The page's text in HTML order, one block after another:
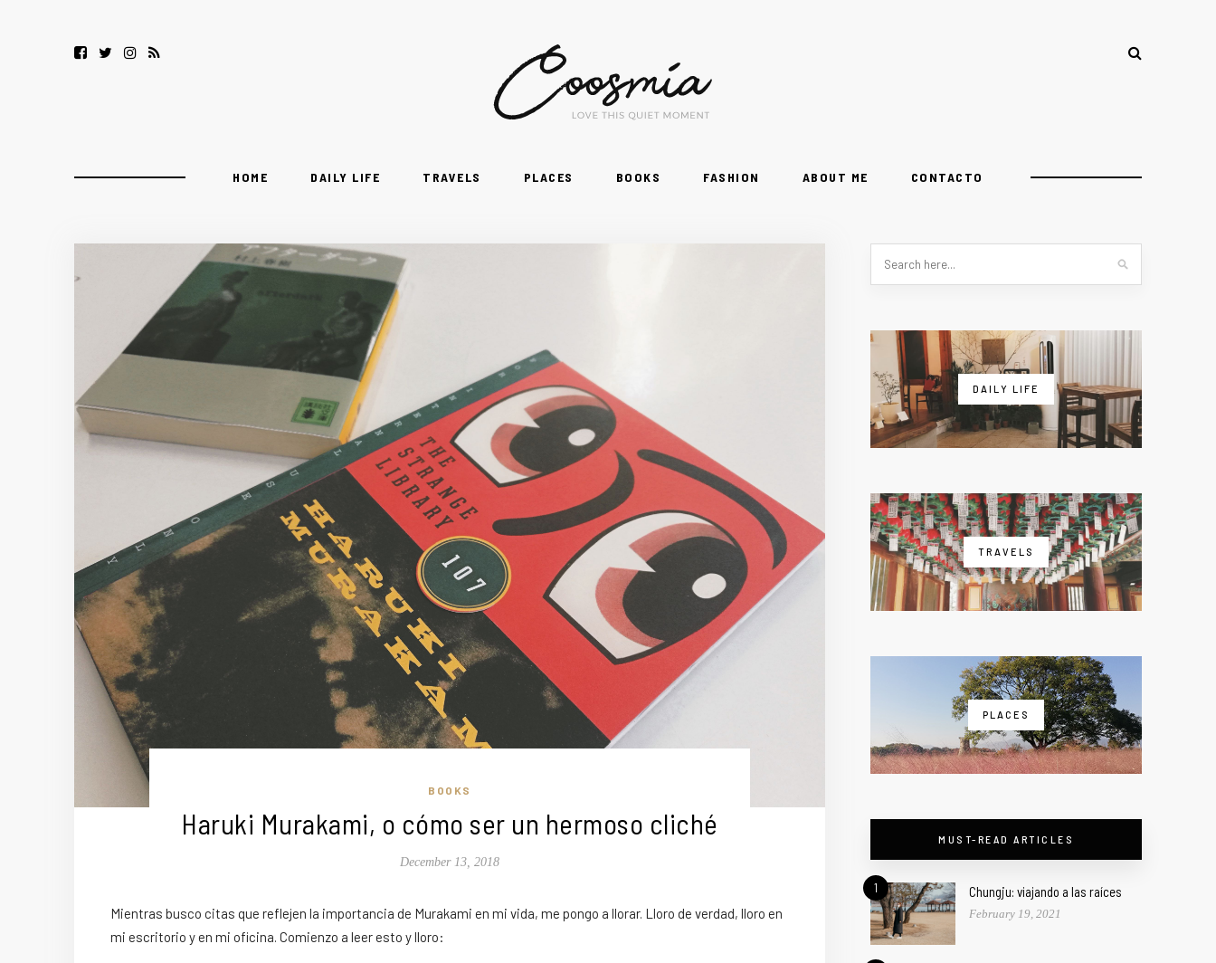
HOME DAILY LIFE TRAVELS PLACES BOOKS FASHION ABOUT ME CONTACTO
BOOKS
Haruki Murakami, o cómo ser un hermoso cliché
December 13, 2018
Mientras busco citas que reflejen la importancia de Murakami en mi vida, me pongo a llorar. Lloro de verdad, lloro en
mi escritorio y en mi oficina. Comienzo a leer esto y lloro:
DAILY LIFE
TRAVELS
PLACES
MUST-READ ARTICLES
1 Chungju: viajando a las raíces
February 19, 2021